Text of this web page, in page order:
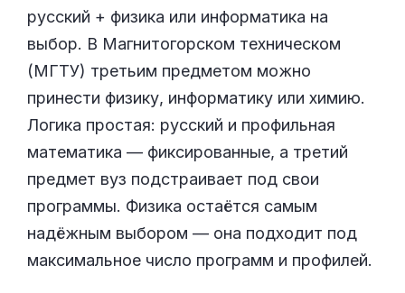
русский + физика или информатика на
выбор. В Магнитогорском техническом
(МГТУ) третьим предметом можно
принести физику, информатику или химию.
Логика простая: русский и профильная
математика — фиксированные, а третий
предмет вуз подстраивает под свои
программы. Физика остаётся самым
надёжным выбором — она подходит под
максимальное число программ и профилей.